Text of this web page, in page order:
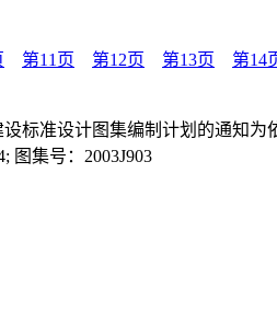
第11页 第12页 第13页 第14
标准设计图集编制计划的通知
图集号：2003J903